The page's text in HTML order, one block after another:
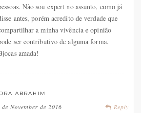
Não sou expert no assunto, como já
antes, porém acredito de verdade que
a minha vivência e opinião
ser contributivo de alguma forma.
amada!
ABRAHIM
Reply
de November de 2016